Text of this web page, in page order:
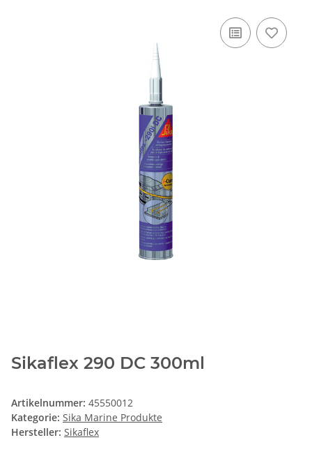
Sikaflex 290 DC 300ml
Artikelnummer: 45550012
Kategorie: Sika Marine Produkte
Hersteller: Sikaflex